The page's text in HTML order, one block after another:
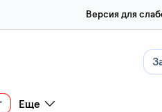
Версия для
Еще